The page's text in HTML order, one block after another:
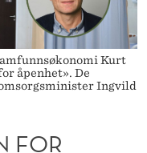
Kurt
åpenhet». De
Ingvild
FOR